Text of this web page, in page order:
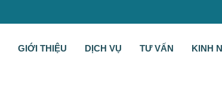
GIỚI THIỆU DỊCH VỤ TƯ VẤN KINH